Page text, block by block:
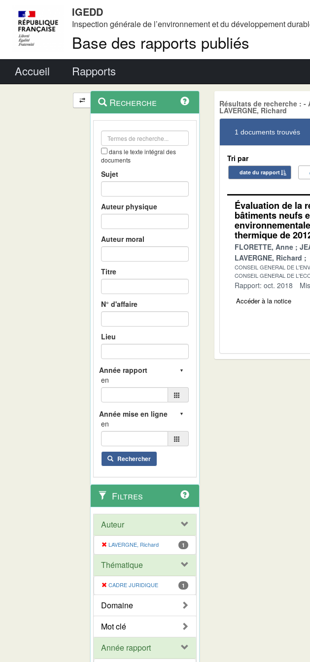
IGEDD
Inspection générale de l’environnement et du développement
Base des rapports publiés
Accueil Rapports
Navigation
et
outils
contextuel
Recherche
dans le texte intégral des
documents
Sujet
Auteur physique
Auteur moral
Titre
N° d'affaire
Lieu
en
en
Rechercher
Filtres
Auteur
LAVERGNE, Richard 1
Thématique
CADRE JURIDIQUE 1
Domaine
Mot clé
Année rapport
Résultats de recherche : -
LAVERGNE, Richard
1 documents trouvés
Tri par
date du rapport
Évaluation de la
bâtiments neufs
thermique de
FLORETTE, Anne
LAVERGNE, Richard
CONSEIL GENERAL DE
CONSEIL GENERAL DE
Rapport: oct. 2018
Accéder à la notice